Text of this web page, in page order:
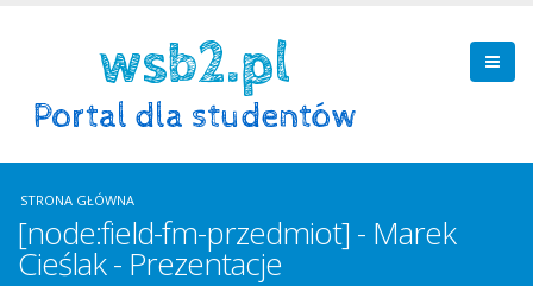
STRONA GŁÓWNA
[node:field-fm-przedmiot] - Marek
Cieślak - Prezentacje